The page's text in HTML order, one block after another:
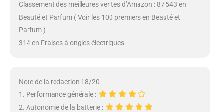
Classement des meilleures ventes d’Amazon : 87 543 en
Beauté et Parfum ( Voir les 100 premiers en Beauté et
Parfum )
314 en Fraises à ongles électriques
Note de la rédaction 18/20
1. Performance générale :
2. Autonomie de la batterie :